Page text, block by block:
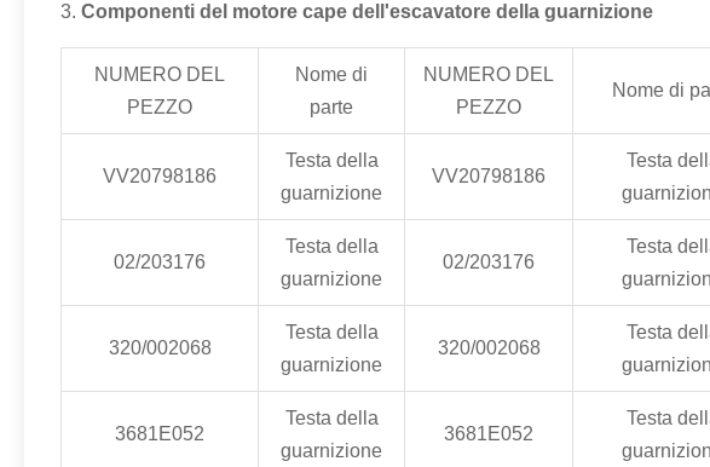
3. Componenti del motore cape dell'escavatore della guarnizione
NUMERO DEL
PEZZO
Nome di
parte
NUMERO DEL
PEZZO
Nome di
VV20798186
Testa della
guarnizione
VV20798186
Testa
02/203176
Testa della
guarnizione
02/203176
Testa
320/002068
Testa della
guarnizione
320/002068
Testa
3681E052
Testa della
guarnizione
3681E052
Testa